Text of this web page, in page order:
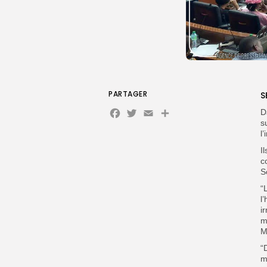
PARTAGER
Facebook
Twitter
Email